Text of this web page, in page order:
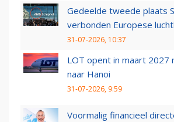
Gedeelde tweede plaats
verbonden Europese
31-07-2026, 10:37
LOT opent in maart 2027
naar Hanoi
31-07-2026, 9:59
Voormalig financieel